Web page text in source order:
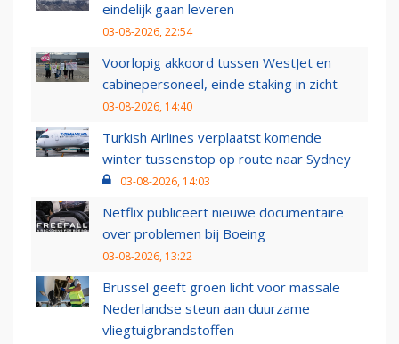
eindelijk gaan leveren
03-08-2026, 22:54
Voorlopig akkoord tussen WestJet en
cabinepersoneel, einde staking in zicht
03-08-2026, 14:40
Turkish Airlines verplaatst komende
winter tussenstop op route naar Sydney
03-08-2026, 14:03
Netflix publiceert nieuwe documentaire
over problemen bij Boeing
03-08-2026, 13:22
Brussel geeft groen licht voor massale
Nederlandse steun aan duurzame
vliegtuigbrandstoffen